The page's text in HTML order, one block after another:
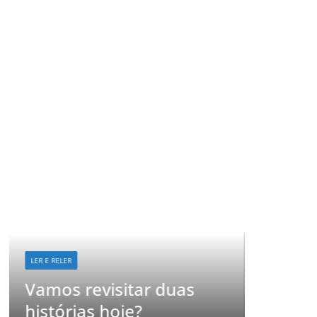
Já imaginou como seria
revisitar suas histórias
favoritas?